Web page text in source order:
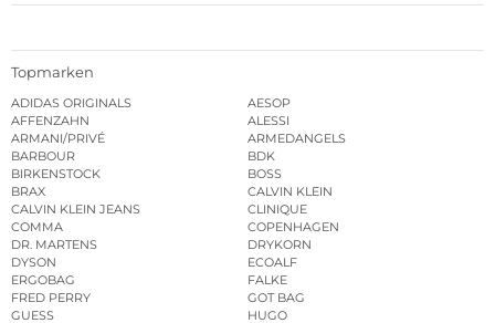
Topmarken
ADIDAS ORIGINALS
AESOP
AFFENZAHN
ALESSI
ARMANI/PRIVÉ
ARMEDANGELS
BARBOUR
BDK
BIRKENSTOCK
BOSS
BRAX
CALVIN KLEIN
CALVIN KLEIN JEANS
CLINIQUE
COMMA
COPENHAGEN
DR. MARTENS
DRYKORN
DYSON
ECOALF
ERGOBAG
FALKE
FRED PERRY
GOT BAG
GUESS
HUGO